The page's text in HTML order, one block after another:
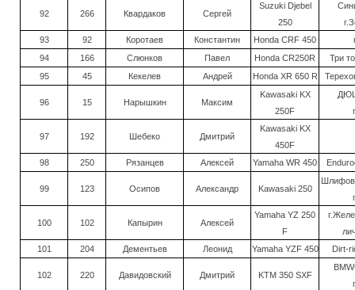
92 266 Квардаков Сергей
Suzuki Djebel
250
93
92 Коротаев Константин Honda CRF 450
94
166 Слюнков Павел Honda CR250R
Три
95
45 Кекелев Андрей Honda XR 650 R
96 15 Нарышкин Максим
Kawasaki KX
250F
97 192 Шебеко Дмитрий
Kawasaki KX
450F
98
250 Рязанцев Алексей Yamaha WR 450
99 123 Осипов Александр Kawasaki 250
100 102 Капырин Алексей
Yamaha YZ 250
F
101
204 Дементьев Леонид Yamaha YZF 450 Dirt-
102 220 Давидовский Дмитрий KTM 350 SXF